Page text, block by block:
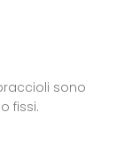
sono
fissi.